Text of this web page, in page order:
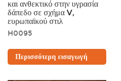
και ανθεκτικό στην υγρασία
δάπεδο σε σχήμα V,
ευρωπαϊκού στιλ
H0095
Περισσότερη εισαγωγή